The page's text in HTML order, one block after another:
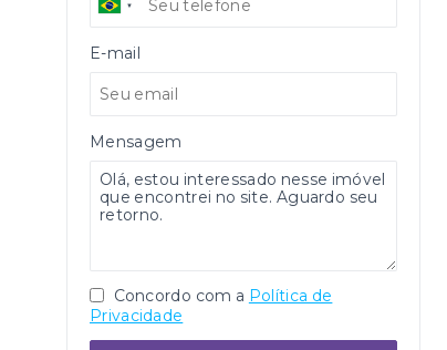
E-mail
Mensagem
Concordo com a Política de
Privacidade